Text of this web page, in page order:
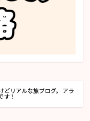
どリアルな旅ブログ。 アラ
す！